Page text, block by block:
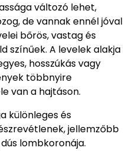
változó lehet,
de vannak ennél jóval
bőrös, vastag és
színűek. A levelek alakja
hosszúkás vagy
többnyire
van a hajtáson.
különleges és
jellemzőbb
lombkoronája.